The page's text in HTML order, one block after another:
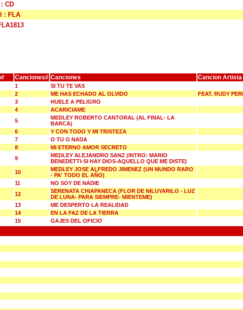
CD
: FLA
Canciones# Canciones Cancion Artista
1
SI TU TE VAS
2 ME HAS ECHADO AL OLVIDO
FEAT. RUDY
3
HUELE A PELIGRO
4
ACARICIAME
5
MEDLEY ROBERTO CANTORAL (AL FINAL- LA
BARCA)
6
Y CON TODO Y MI TRISTEZA
7
O TU O NADA
8
MI ETERNO AMOR SECRETO
9
MEDLEY ALEJANDRO SANZ (INTRO: MARIO
BENEDETTI-SI HAY DIOS-AQUELLO QUE ME DISTE)
10
MEDLEY JOSE ALFREDO JIMENEZ (UN MUNDO RARO
- PA' TODO EL AÑO)
11
NO SOY DE NADIE
12
SERENATA CHIAPANECA (FLOR DE NILUYARILO - LUZ
DE LUNA- PARA SIEMPRE- MIENTEME)
13
ME DESPERTO LA REALIDAD
14
EN LA FAZ DE LA TIERRA
15 GAJES DEL OFICIO